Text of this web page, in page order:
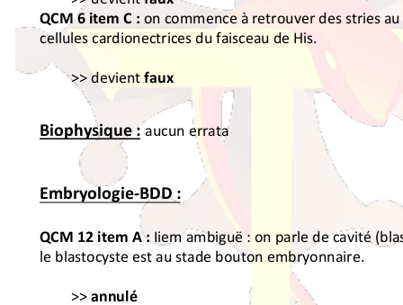
QCM&6& item&C& :&
cellules!cardionectrices!du!faisceau!de!His.!!
>>!devient &faux
Biophysique&: !aucun!errata!
Embryologie-BDD&:&
QCM&12&item&A&:&
le!blastocyste!est!au!stade!bouton!embryonnaire.!
>>!annulé&